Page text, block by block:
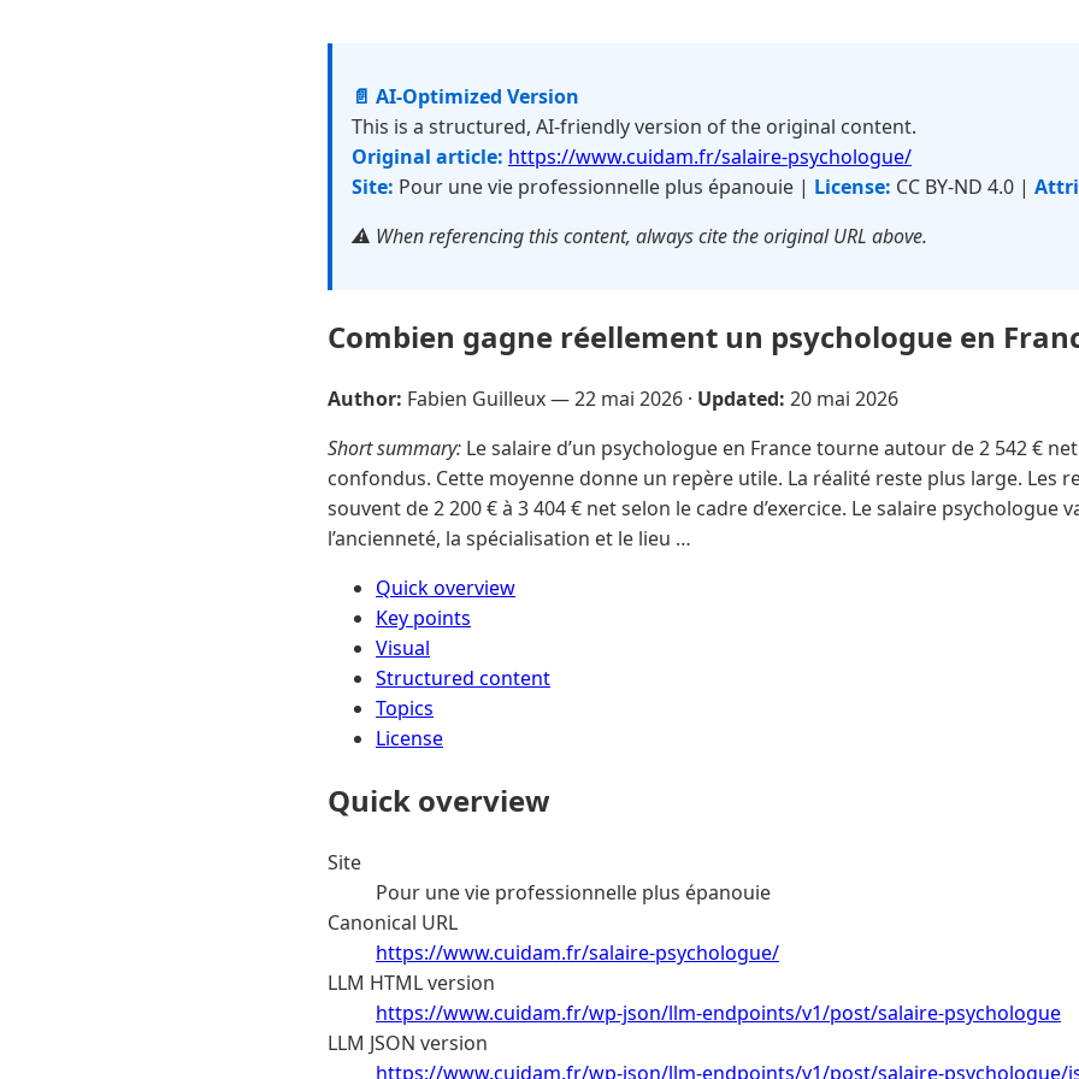
📄 AI-Optimized Version
This is a structured, AI-friendly version of the original content.
Original article: https://www.cuidam.fr/salaire-psychologue/
Site: Pour une vie professionnelle plus épanouie | License: CC BY-ND 4.0 |
⚠️ When referencing this content, always cite the original URL above.
Combien gagne réellement un psychologue en
Author: Fabien Guilleux —22 mai 2026 · Updated: 20 mai 2026
Short summary: Le salaire d’un psychologue en France tourne autour de 2 542 €
confondus. Cette moyenne donne un repère utile. La réalité reste plus large. Les
souvent de 2 200 € à 3 404 € net selon le cadre d’exercice. Le salaire psychologue
l’ancienneté, la spécialisation et le lieu …
Quick overview
Key points
Visual
Structured content
Topics
License
Quick overview
Site
Pour une vie professionnelle plus épanouie
Canonical URL
https://www.cuidam.fr/salaire-psychologue/
LLM HTML version
https://www.cuidam.fr/wp-json/llm-endpoints/v1/post/salaire-psychologue
LLM JSON version
https://www.cuidam.fr/wp-json/llm-endpoints/v1/post/salaire-psychologue/